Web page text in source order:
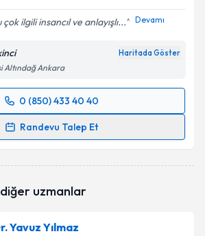
ilgili insancıl ve anlayışlı... Devamı
Haritada Göster
Altındağ Ankara
0 (850) 433 40 40
Randevu Talep Et
Talebi
bu uzmandan randevu almanız için bir
uzmanlar
Yavuz Yılmaz